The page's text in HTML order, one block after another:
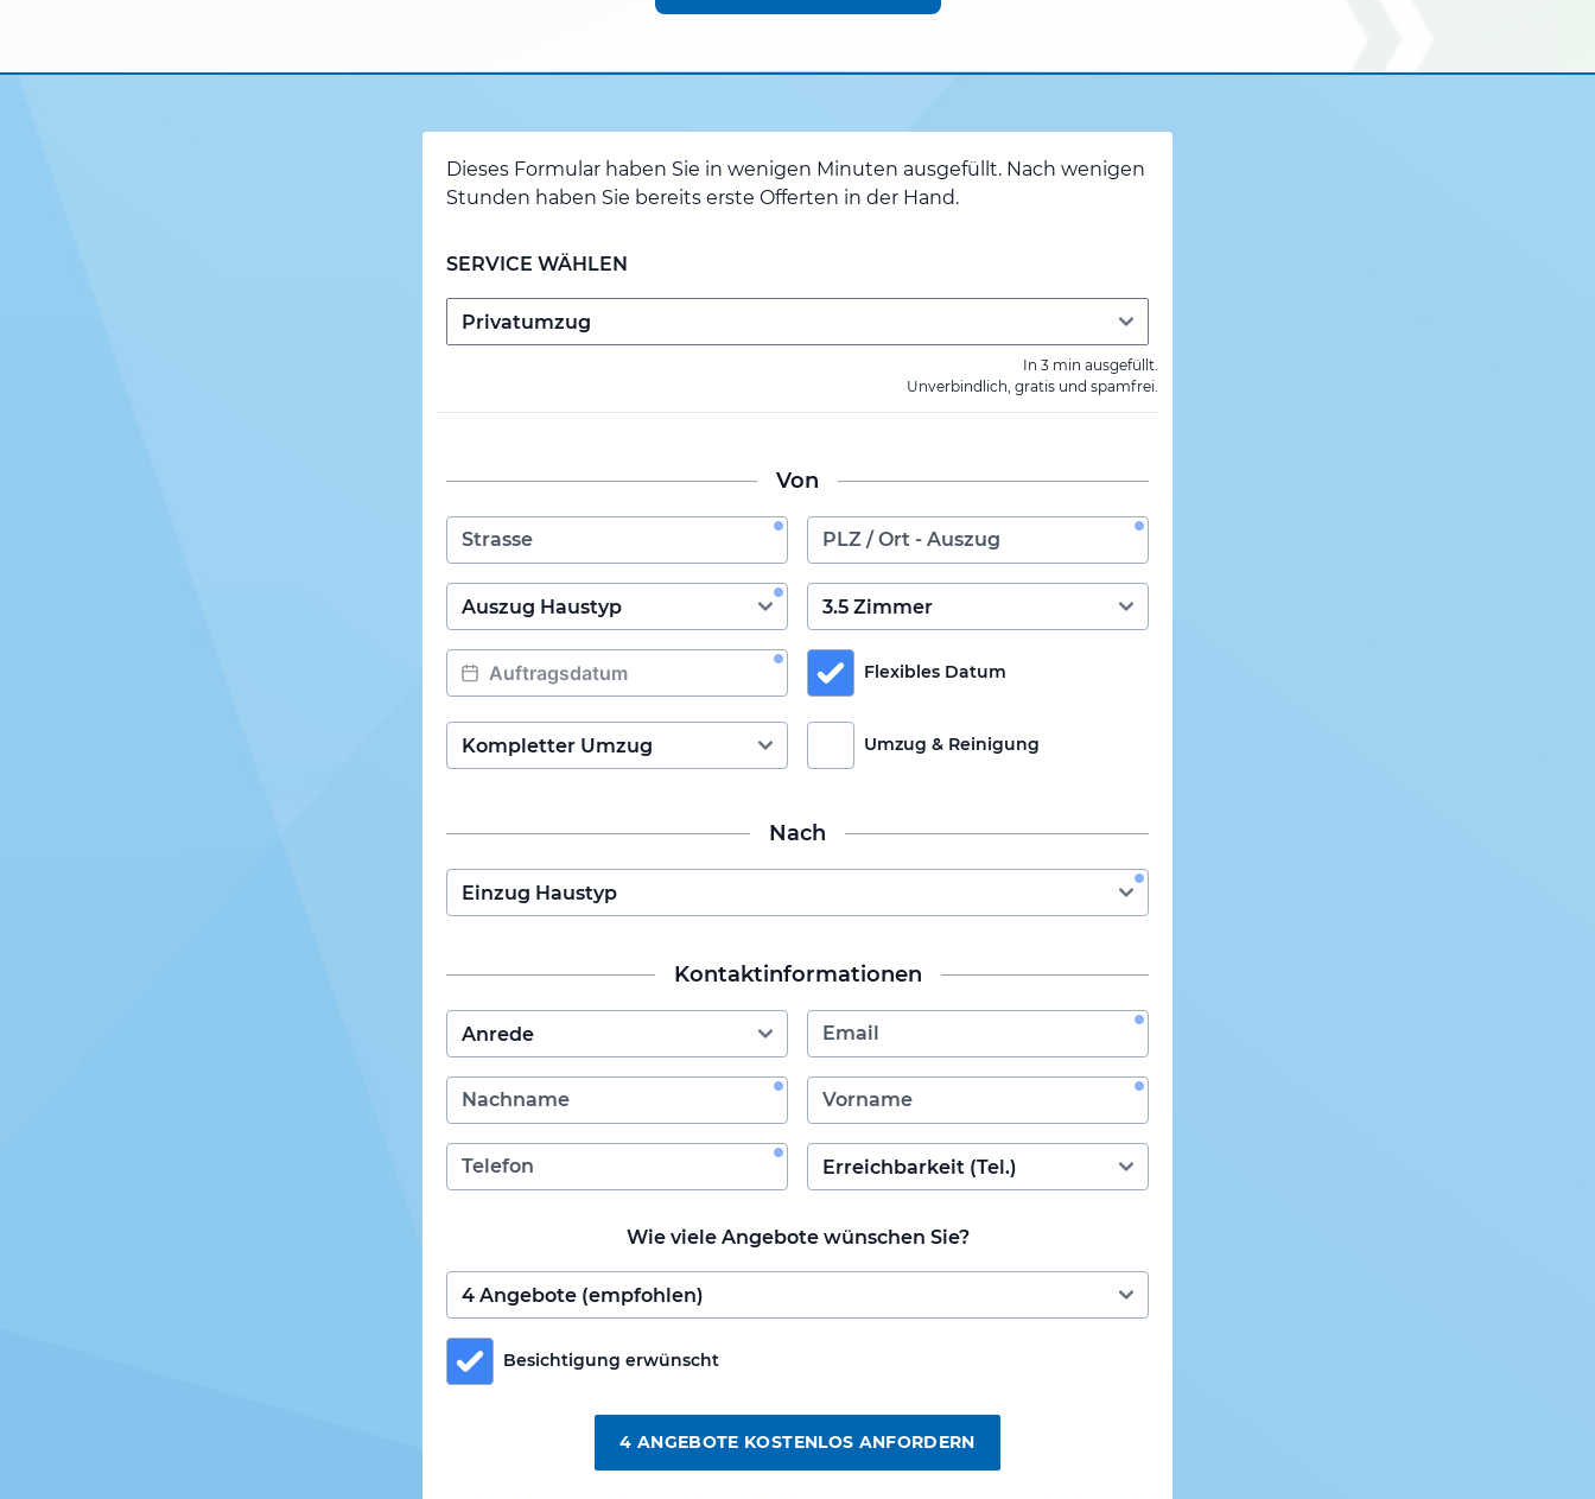
Dieses Formular haben Sie in wenigen Minuten ausgefüllt. Nach wenigen
Stunden haben Sie bereits erste Offerten in der Hand.
SERVICE WÄHLEN
In 3 min ausgefüllt.
Unverbindlich, gratis und spamfrei.
Von
Flexibles Datum
Umzug & Reinigung
Nach
Kontaktinformationen
Wie viele Angebote wünschen Sie?
Besichtigung erwünscht
4 ANGEBOTE KOSTENLOS ANFORDERN